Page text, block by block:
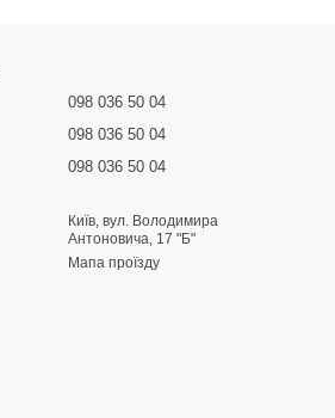
098 036 50 04
098 036 50 04
098 036 50 04
Київ, вул. Володимира
Антоновича, 17 "Б"
Мапа проїзду